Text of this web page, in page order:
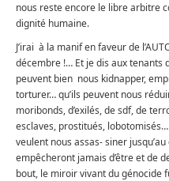
nous reste encore le libre arbitre
dignité humaine.
J’irai à la manif en faveur de
décembre !… Et je dis aux tenants
peuvent bien nous kidnapper,
torturer… qu’ils peuvent nous
moribonds, d’exilés, de sdf, de
esclaves, prostitués, lobotomisés…
veulent nous assas- siner
empêcheront jamais d’être et de
bout, le miroir vivant du génocide